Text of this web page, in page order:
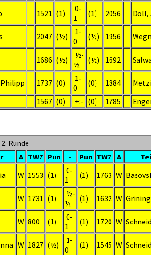
1521 (1)
0-
1
(1) 2056 Doll,
2047 (½)
1-
0
(½) 1956
1686 (½)
½-
½
(½) 1692
1737 (0)
1-
0
(0) 1884
1567 (0) +:- (0) 1785
Runde
A TWZ Pun – Pun TWZ A
W 1553 (1)
0-
1
(1) 1763 W
W 1731 (1)
½-
½
(1) 1632 W
W 800 (1)
0-
1
(1) 1720 W
W 1827 (½)
1-
0
(1) 1545 W